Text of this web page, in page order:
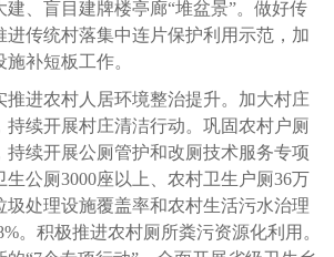
、盲目建牌楼亭廊“堆盆景”。做好传
进传统村落集中连片保护利用示范，加
补短板工作。
进农村人居环境整治提升。加大村庄
持续开展村庄清洁行动。巩固农村户厕
持续开展公厕管护和改厕技术服务专项
公厕3000座以上、农村卫生户厕36万
圾处理设施覆盖率和农村生活污水治理
。积极推进农村厕所粪污资源化利用。